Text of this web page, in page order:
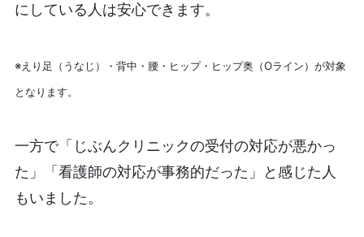
にしている人は安心できます。
※えり足（うなじ）・背中・腰・ヒップ・ヒップ奥（Oライン）が対象
となります。
一方で「じぶんクリニックの受付の対応が悪かっ
た」「看護師の対応が事務的だった」と感じた人
もいました。